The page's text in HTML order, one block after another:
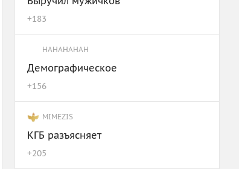
+183
HAHAHAHAH
Демографическое
+156
MIMEZIS
КГБ разъясняет
+205